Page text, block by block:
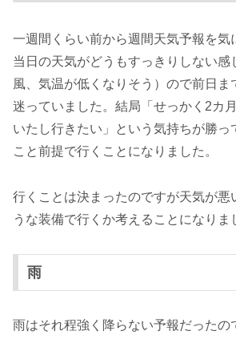
一週間くらい前から週間天気予報を気
当日の天気がどうもすっきりしない感
風、気温が低くなりそう）ので前日ま
迷っていました。結局「せっかく2カ
いたし行きたい」という気持ちが勝っ
こと前提で行くことになりました。
行くことは決まったのですが天気が悪
うな装備で行くか考えることになりま
雨
雨はそれ程強く降らない予報だったの